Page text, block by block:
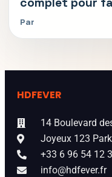
Par
HDFEVER
14 Boulevard
Joyeux 123
+33 6 96 54 12
info@hdfever.fr